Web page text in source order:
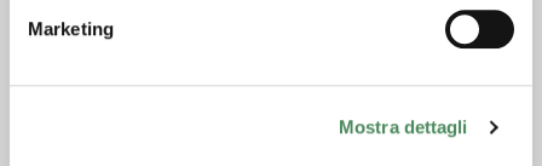
Marketing
Mostra dettagli